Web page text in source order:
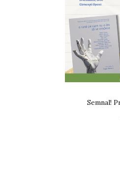
Semnal!